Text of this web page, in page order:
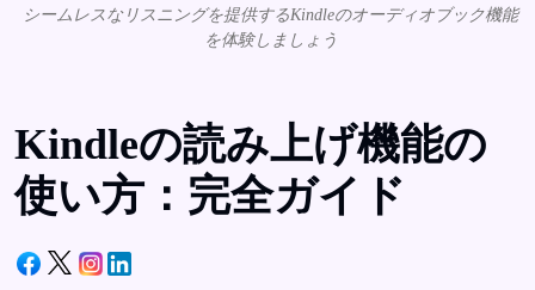
シームレスなリスニングを提供するKindleのオーディオブック機能
を体験しましょう
Kindleの読み上げ機能の
使い方：完全ガイド